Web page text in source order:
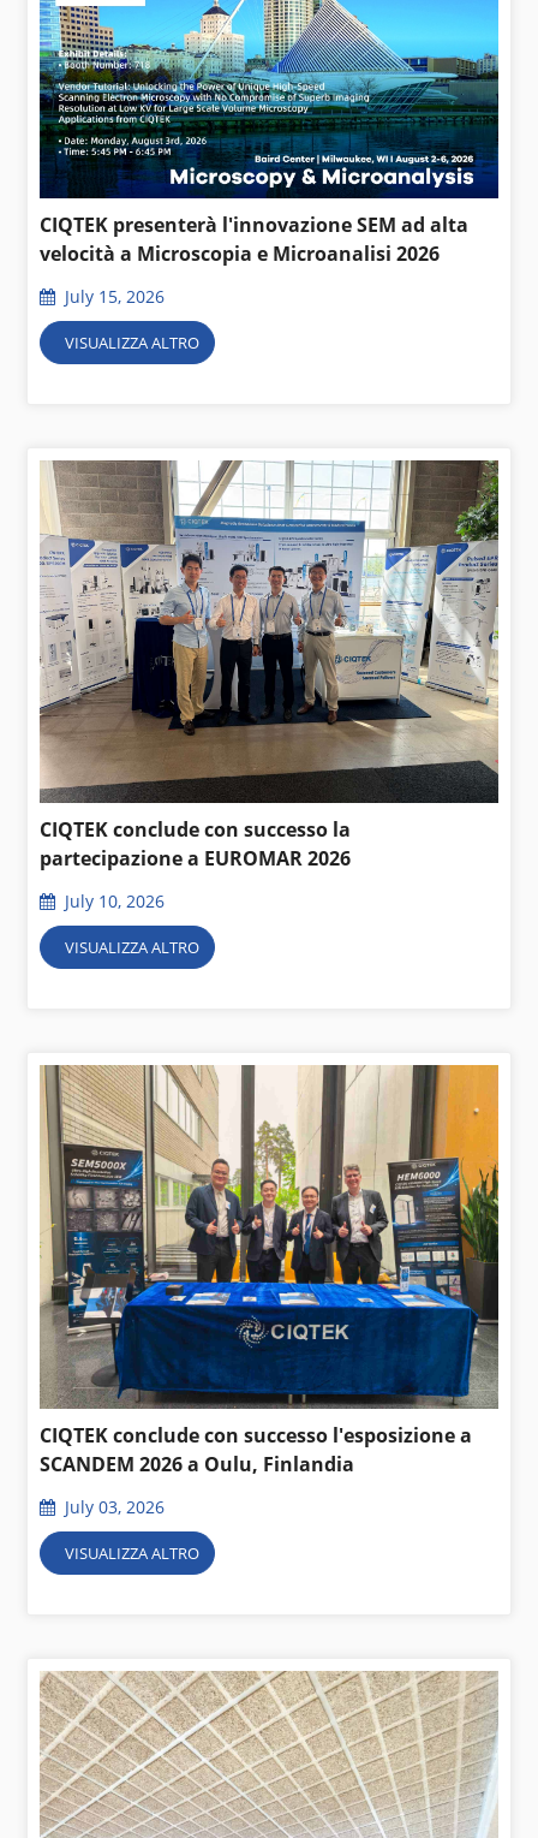
CIQTEK presenterà l'innovazione SEM ad alta
velocità a Microscopia e Microanalisi 2026
July 15, 2026
VISUALIZZA ALTRO
CIQTEK conclude con successo la
partecipazione a EUROMAR 2026
July 10, 2026
VISUALIZZA ALTRO
CIQTEK conclude con successo l'esposizione a
SCANDEM 2026 a Oulu, Finlandia
July 03, 2026
VISUALIZZA ALTRO